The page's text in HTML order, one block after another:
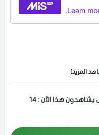
المزيد]
يشاهدون هذا الآن : 14